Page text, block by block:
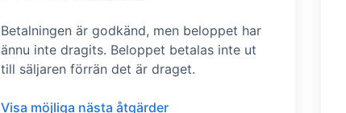
Betalningen är godkänd, men beloppet har
ännu inte dragits. Beloppet betalas inte ut
till säljaren förrän det är draget.
Visa möjliga nästa åtgärder